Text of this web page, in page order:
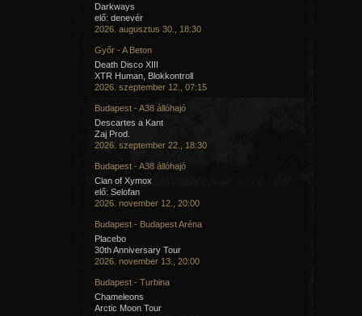
Darkways
elő: denevér
2026. augusztus 30., 18:30
Győr - A Beton
Death Disco XIII
XTR Human, Blokkontroll
2026. szeptember 12., 07:15
Budapest - A38 állóhajó
Descartes a Kant
Zaj Prod.
2026. szeptember 22., 18:30
Budapest - A38 állóhajó
Clan of Xymox
elő: Selofan
2026. november 12., 20:00
Budapest - Budapest Aréna
Placebo
30th Anniversary Tour
2026. november 13., 20:00
Budapest - Turbina
Chameleons
Arctic Moon Tour